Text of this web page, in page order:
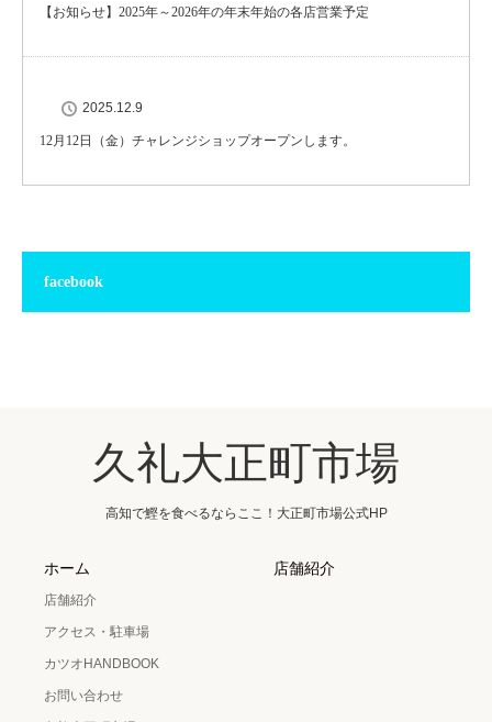
【お知らせ】2025年～2026年の年末年始の各店営業予定
2025.12.9
12月12日（金）チャレンジショップオープンします。
facebook
久礼大正町市場
高知で鰹を食べるならここ！大正町市場公式HP
ホーム
店舗紹介
アクセス・駐車場
カツオHANDBOOK
お問い合わせ
店舗紹介